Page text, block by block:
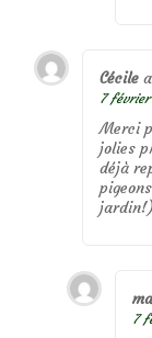
Cécile
7 février
Merci
jolies
déjà
7